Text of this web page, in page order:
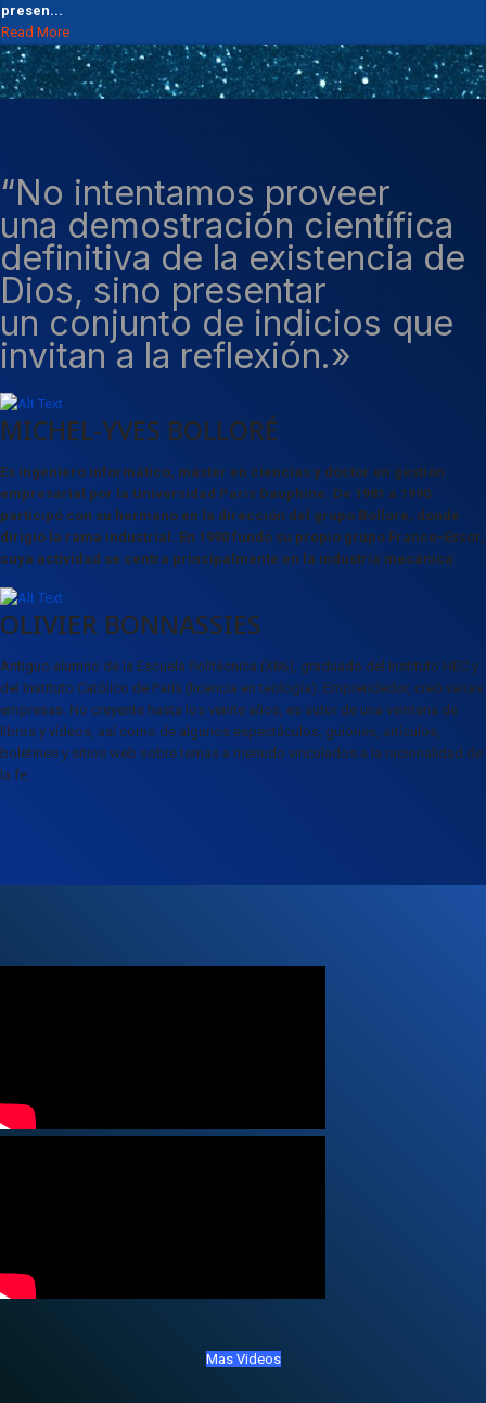
presen...
Read More
“No intentamos proveer
una demostración científica
definitiva de la existencia de
Dios, sino presentar
un conjunto de indicios que
invitan a la reflexión.»
MICHEL-YVES BOLLORÉ
Es ingeniero informático, máster en ciencias y doctor en gestión
empresarial por la Universidad Paris Dauphine. De 1981 a 1990
participó con su hermano en la dirección del grupo Bolloré, donde
dirigió la rama industrial. En 1990 fundó su propio grupo France-Essor,
cuya actividad se centra principalmente en la industria mecánica.
OLIVIER BONNASSIES
Antiguo alumno de la Escuela Politécnica (X86), graduado del Instituto HEC y
del Instituto Católico de París (licencia en teología). Emprendedor, creó varias
empresas. No creyente hasta los veinte años, es autor de una veintena de
libros y vídeos, así como de algunos espectáculos, guiones, artículos,
boletines y sitios web sobre temas a menudo vinculados a la racionalidad de
la fe.
Mas Videos